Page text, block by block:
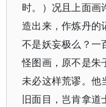
时。）况且上面画
造出来，作炼丹的
不是妖妄极么？一
怪图画，原不是朱
未必这样荒谬。他
旧面目，岂肯拿道